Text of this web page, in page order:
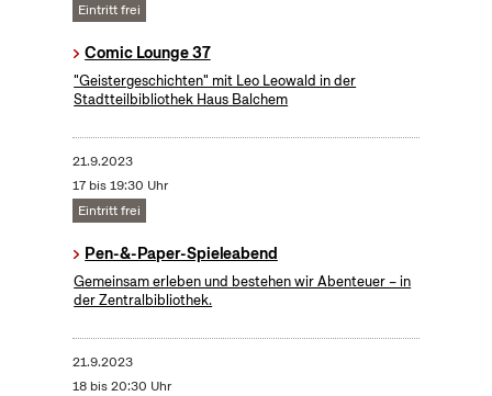
Eintritt frei
Comic Lounge 37
"Geistergeschichten" mit Leo Leowald in der
Stadtteilbibliothek Haus Balchem
21.9.2023
17 bis 19:30 Uhr
Eintritt frei
Pen-&-Paper-Spieleabend
Gemeinsam erleben und bestehen wir Abenteuer – in
der Zentralbibliothek.
21.9.2023
18 bis 20:30 Uhr